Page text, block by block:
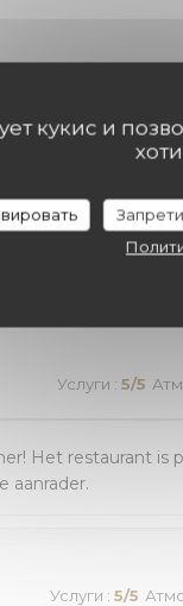
кукис и
Услуги : 5/5
Het restaurant is
aanrader.
Услуги : 5/5